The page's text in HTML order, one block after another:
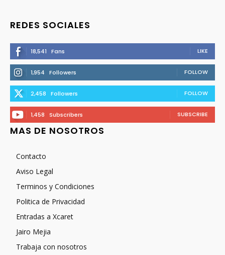
REDES SOCIALES
18,541 Fans LIKE
1,954 Followers FOLLOW
2,458 Followers FOLLOW
1,458 Subscribers SUBSCRIBE
MAS DE NOSOTROS
Contacto
Aviso Legal
Terminos y Condiciones
Politica de Privacidad
Entradas a Xcaret
Jairo Mejia
Trabaja con nosotros